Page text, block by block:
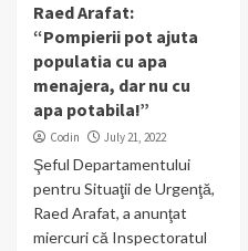
Raed Arafat:
“Pompierii pot ajuta
populatia cu apa
menajera, dar nu cu
apa potabila!”
Codin July 21, 2022
Şeful Departamentului
pentru Situaţii de Urgenţă,
Raed Arafat, a anunţat
miercuri că Inspectoratul